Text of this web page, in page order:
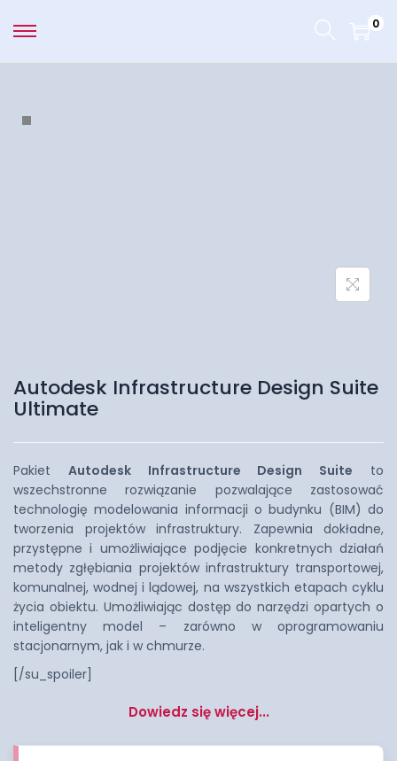
0
Autodesk Infrastructure Design Suite
Ultimate
Pakiet Autodesk Infrastructure Design Suite to
wszechstronne rozwiązanie pozwalające zastosować
technologię modelowania informacji o budynku (BIM) do
tworzenia projektów infrastruktury. Zapewnia dokładne,
przystępne i umożliwiające podjęcie konkretnych działań
metody zgłębiania projektów infrastruktury transportowej,
komunalnej, wodnej i lądowej, na wszystkich etapach cyklu
życia obiektu. Umożliwiając dostęp do narzędzi opartych o
inteligentny model – zarówno w oprogramowaniu
stacjonarnym, jak i w chmurze.
[/su_spoiler]
Dowiedz się więcej...